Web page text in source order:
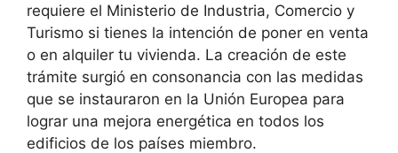
requiere el Ministerio de Industria, Comercio y
Turismo si tienes la intención de poner en venta
o en alquiler tu vivienda. La creación de este
trámite surgió en consonancia con las medidas
que se instauraron en la Unión Europea para
lograr una mejora energética en todos los
edificios de los países miembro.